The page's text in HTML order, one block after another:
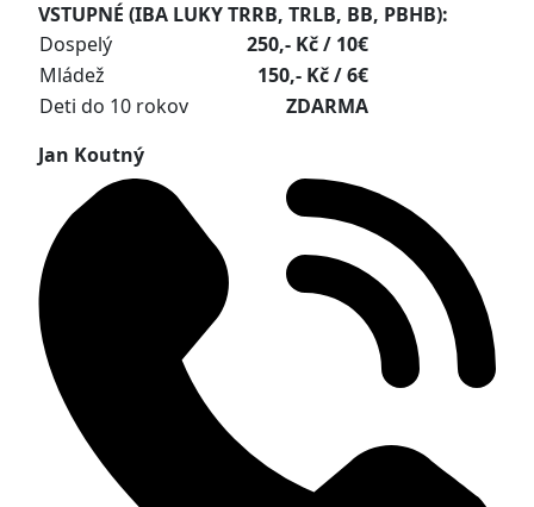
VSTUPNÉ (IBA LUKY TRRB, TRLB, BB, PBHB):
Dospelý
250,- Kč / 10€
Mládež
150,- Kč / 6€
Deti do 10 rokov
ZDARMA
Jan Koutný